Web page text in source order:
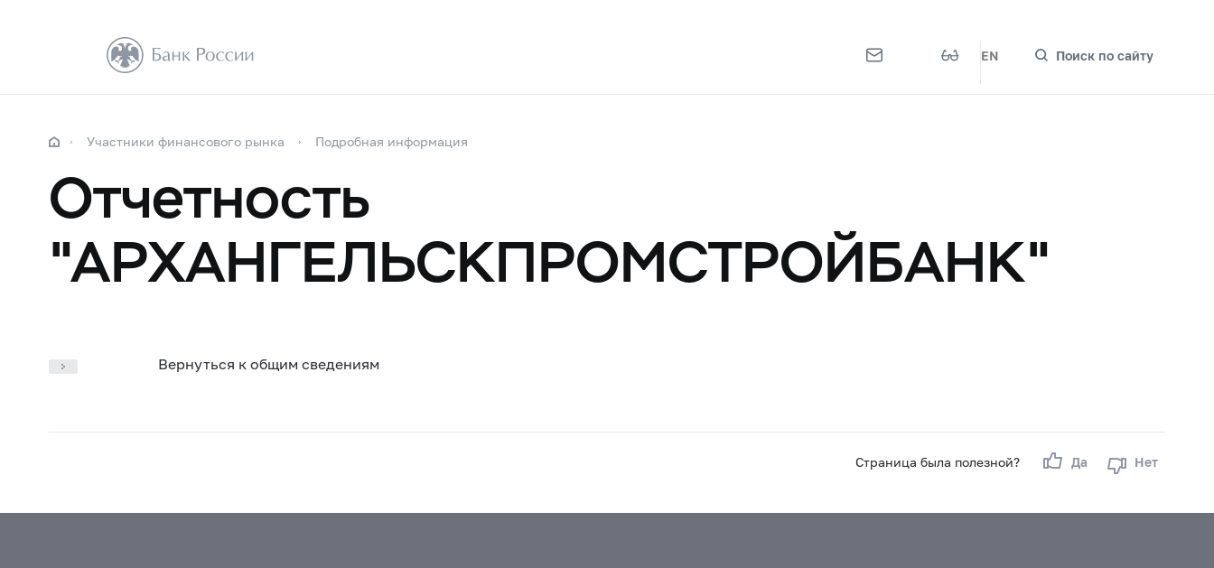
EN Поиск по сайту
Участники финансового рынка Подробная информация
Отчетность
"АРХАНГЕЛЬСКПРОМСТРОЙБАНК"
Вернуться к общим сведениям
Страница была полезной? Да Нет